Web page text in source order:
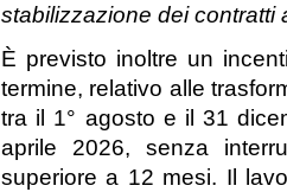
stabilizzazione dei contratti
È previsto inoltre un
termine, relativo alle
tra il 1° agosto e il 31
aprile 2026, senza
superiore a 12 mesi. Il